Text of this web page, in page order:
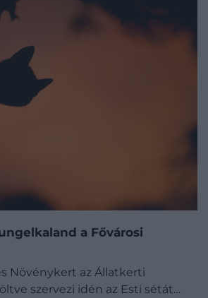
a Fővárosi
Növénykert az Állatkerti
szervezi idén az Esti sétát…